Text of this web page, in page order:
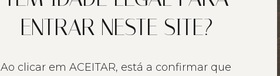
ENTRAR NESTE SITE?
Ao clicar em ACEITAR, está a confirmar que